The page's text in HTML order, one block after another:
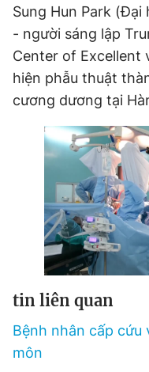
Sung Hun Park (Đại
- người sáng lập
Center of Excellent
hiện phẫu thuật
cương dương tại
tin liên quan
Bệnh nhân cấp cứu
môn